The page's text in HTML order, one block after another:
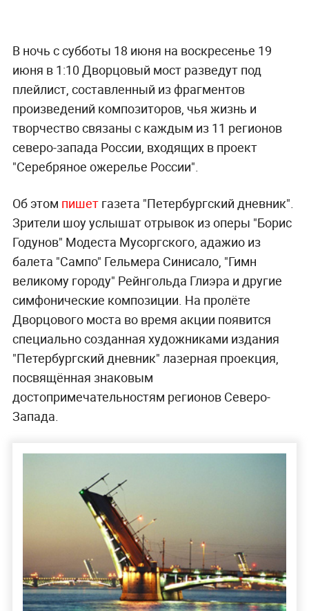
В ночь с субботы 18 июня на воскресенье 19
июня в 1:10 Дворцовый мост разведут под
плейлист, составленный из фрагментов
произведений композиторов, чья жизнь и
творчество связаны с каждым из 11 регионов
северо-запада России, входящих в проект
"Серебряное ожерелье России".
Об этом пишетгазета "Петербургский дневник".
Зрители шоу услышат отрывок из оперы "Борис
Годунов" Модеста Мусоргского, адажио из
балета "Сампо" Гельмера Синисало, "Гимн
великому городу" Рейнгольда Глиэра и другие
симфонические композиции. На пролёте
Дворцового моста во время акции появится
специально созданная художниками издания
"Петербургский дневник" лазерная проекция,
посвящённая знаковым
достопримечательностям регионов Северо-
Запада.